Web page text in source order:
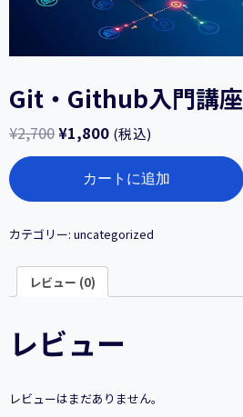
Git・Github入門講座
¥2,700¥1,800 (税込)
Git・
Github
入
講
個
カートに追加
カテゴリー: uncategorized
レビュー (0)
レビュー
レビューはまだありません。